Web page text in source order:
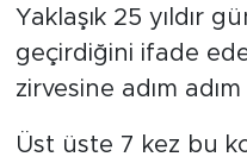
Yaklaşık 25 yıldır
geçirdiğini ifade
zirvesine adım adım
Üst üste 7 kez bu